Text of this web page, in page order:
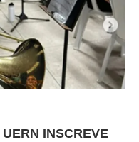
INSCREVE